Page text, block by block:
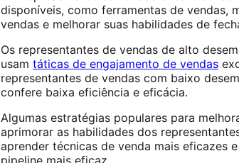
disponíveis, como ferramentas de vendas,
vendas e melhorar suas habilidades de
Os representantes de vendas de alto
usam táticas de engajamento de vendas
representantes de vendas com baixo
confere baixa eficiência e eficácia.
Algumas estratégias populares para
aprimorar as habilidades dos
aprender técnicas de venda mais eficazes
pipeline mais eficaz.